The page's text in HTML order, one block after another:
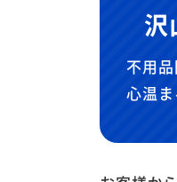
沢
不用
心温